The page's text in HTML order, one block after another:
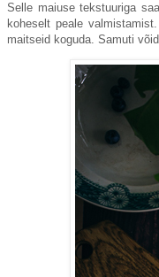
Selle maiuse tekstuuriga
koheselt peale
maitseid koguda. Samuti